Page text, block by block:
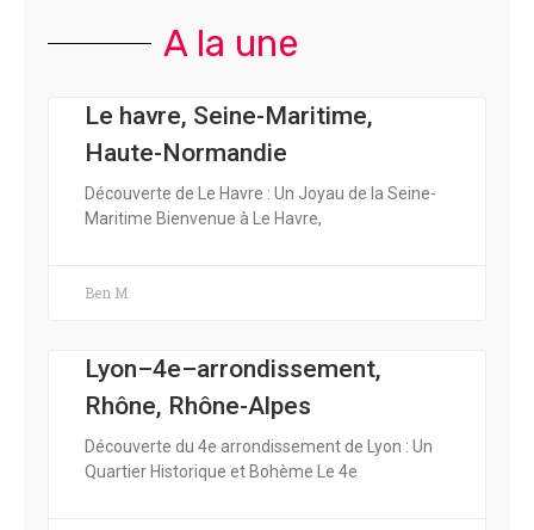
A la une
Le havre, Seine-Maritime,
Haute-Normandie
Découverte de Le Havre : Un Joyau de la Seine-
Maritime Bienvenue à Le Havre,
Ben M
Lyon–4e–arrondissement,
Rhône, Rhône-Alpes
Découverte du 4e arrondissement de Lyon : Un
Quartier Historique et Bohème Le 4e